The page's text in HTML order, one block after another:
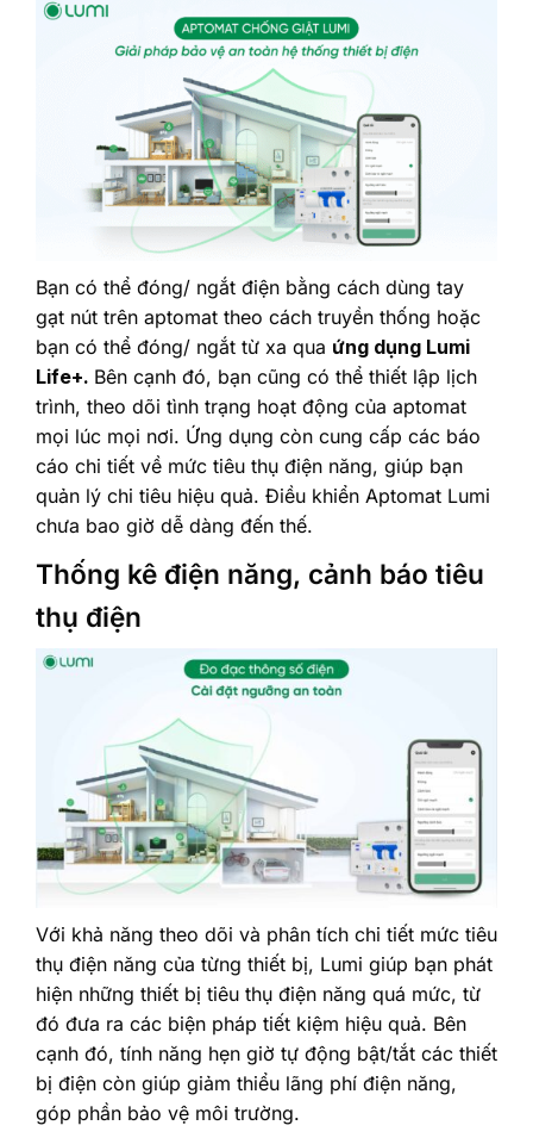
Bạn có thể đóng/ ngắt điện bằng cách dùng tay
gạt nút trên aptomat theo cách truyền thống hoặc
bạn có thể đóng/ ngắt từ xa qua ứng dụng Lumi
Life+. Bên cạnh đó, bạn cũng có thể thiết lập lịch
trình, theo dõi tình trạng hoạt động của aptomat
mọi lúc mọi nơi. Ứng dụng còn cung cấp các báo
cáo chi tiết về mức tiêu thụ điện năng, giúp bạn
quản lý chi tiêu hiệu quả. Điều khiển Aptomat Lumi
chưa bao giờ dễ dàng đến thế.
Thống kê điện năng, cảnh báo tiêu
thụ điện
Với khả năng theo dõi và phân tích chi tiết mức tiêu
thụ điện năng của từng thiết bị, Lumi giúp bạn phát
hiện những thiết bị tiêu thụ điện năng quá mức, từ
đó đưa ra các biện pháp tiết kiệm hiệu quả. Bên
cạnh đó, tính năng hẹn giờ tự động bật/tắt các thiết
bị điện còn giúp giảm thiểu lãng phí điện năng,
góp phần bảo vệ môi trường.